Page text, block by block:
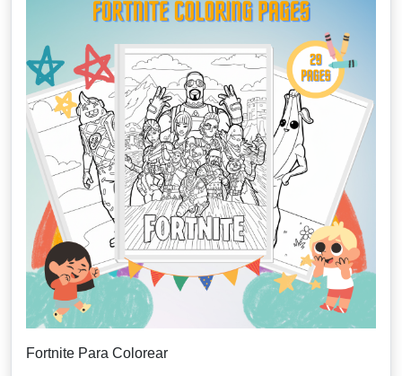
Fortnite Para Colorear